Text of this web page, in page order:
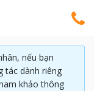
nếu bạn
tác dành riêng
khảo thông